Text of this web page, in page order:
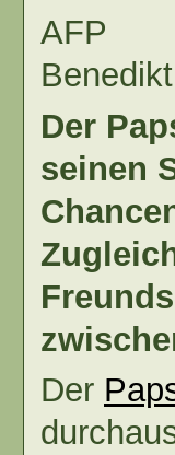
AFP
Der
seinen
Der